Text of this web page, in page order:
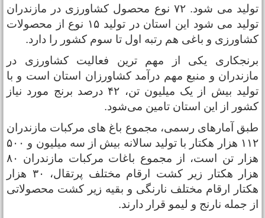
تولید می شود. ۷۲ نوع محصول کشاورزی در مازندران
تولید می شود این استان در تولید ۱۵ نوع از محصولات
و باغی هم رتبه اول تا سوم کشور را دارد.
یکی از مهم ترین فعالیت کشاورزی در
و منبع مهم درآمد کشاورزان استان است و با
تولید بیش از یک میلیون تن، ۴۲ درصد برنج مورد نیاز
از این استان تامین می‌شود.
آمارهای رسمی، مجموع باغ های مرکبات مازندران
۱۱۲ هزار هکتار با تولید سالانه بیش از سه میلیون و ۵۰۰
هزار تن است، از مجموع باغات مرکبات مازندران ۸۰
هزار هکتار زیر کشت ارقام مختلف پرتقال، ۳۰ هزار
ارقام مختلف نارنگی و بقیه زیر کشت محصولاتی
جمله نارنج و لیمو قرار دارند.